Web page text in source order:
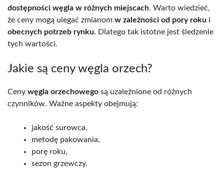
dostępności węgla w różnych miejscach. Warto wiedzieć,
że ceny mogą ulegać zmianom w zależności od pory roku i
obecnych potrzeb rynku. Dlatego tak istotne jest śledzenie
tych wartości.
Jakie są ceny węgla orzech?
Ceny węgla orzechowego są uzależnione od różnych
czynników. Ważne aspekty obejmują:
jakość surowca,
metodę pakowania,
porę roku,
sezon grzewczy.